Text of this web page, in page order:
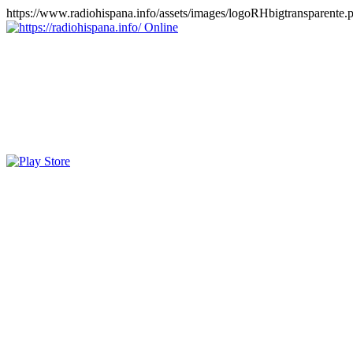
https://www.radiohispana.info/assets/images/
Online